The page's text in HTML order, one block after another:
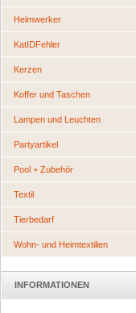
Heimwerker
KatIDFehler
Kerzen
Koffer und Taschen
Lampen und Leuchten
Partyartikel
Pool + Zubehör
Textil
Tierbedarf
Wohn- und Heimtextilien
INFORMATIONEN